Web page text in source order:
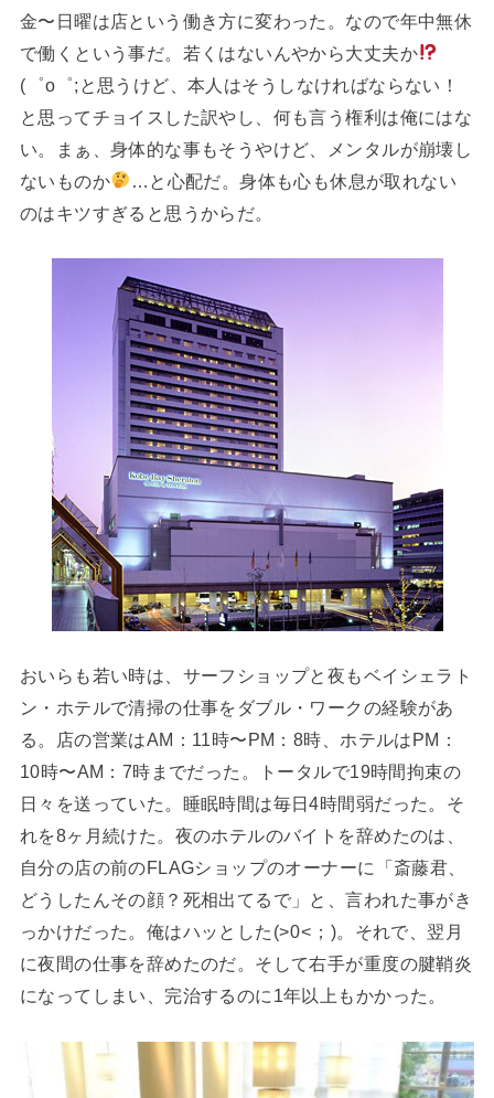
金〜日曜は店という働き方に変わった。なので年中無休
で働くという事だ。若くはないんやから大丈夫か
(⁠゜⁠o⁠゜⁠;と思うけど、本人はそうしなければならない！
と思ってチョイスした訳やし、何も言う権利は俺にはな
い。まぁ、身体的な事もそうやけど、メンタルが崩壊し
ないものか
…と心配だ。身体も心も休息が取れない
のはキツすぎると思うからだ。
おいらも若い時は、サーフショップと夜もベイシェラト
ン・ホテルで清掃の仕事をダブル・ワークの経験があ
る。店の営業はAM：11時〜PM：8時、ホテルはPM：
10時〜AM：7時までだった。トータルで19時間拘束の
日々を送っていた。睡眠時間は毎日4時間弱だった。そ
れを8ヶ月続けた。夜のホテルのバイトを辞めたのは、
自分の店の前のFLAGショップのオーナーに「斎藤君、
どうしたんその顔？死相出てるで」と、言われた事がき
っかけだった。俺はハッとした(⁠>⁠0⁠<⁠；⁠)。それで、翌月
に夜間の仕事を辞めたのだ。そして右手が重度の腱鞘炎
になってしまい、完治するのに1年以上もかかった。